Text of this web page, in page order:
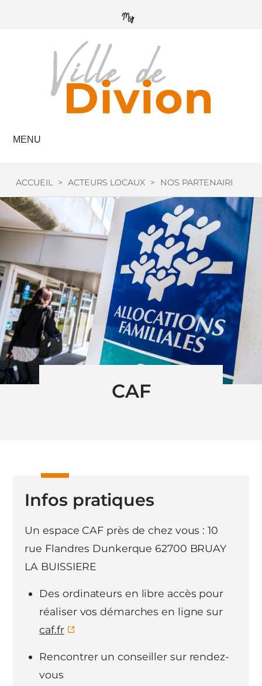
MENU
ACCUEIL > ACTEURS LOCAUX > NOS PARTENAIRES
CAF
Infos pratiques
Un espace CAF près de chez vous : 10
rue Flandres Dunkerque 62700 BRUAY
LA BUISSIERE
Des ordinateurs en libre accès pour
réaliser vos démarches en ligne sur
caf.fr
Rencontrer un conseiller sur rendez-
vous